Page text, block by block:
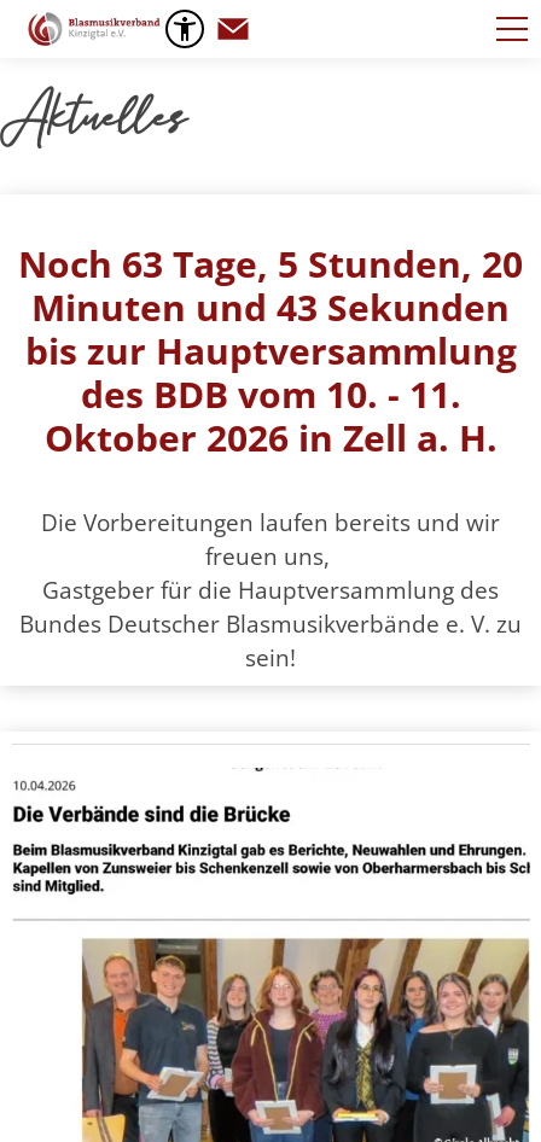
Standardseite
Aktuelles
Noch 63 Tage, 5 Stunden, 20
Minuten und 42 Sekunden
bis zur Hauptversammlung
des BDB vom 10. - 11.
Oktober 2026 in Zell a. H.
Die Vorbereitungen laufen bereits und wir
freuen uns,
Gastgeber für die Hauptversammlung des
Bundes Deutscher Blasmusikverbände e. V. zu
sein!